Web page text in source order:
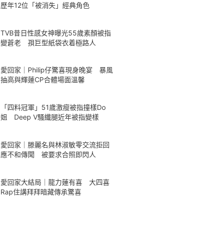
歷年12位「被消失」經典角色
TVB昔日性感女神曝光55歲素顏被指
變蒼老 孭巨型紙袋衣着極路人
愛回家｜Philip仔驚喜現身晚宴 暴風
抽高與輝蓮CP合體場面溫馨
「四料冠軍」51歲激瘦被指撞樣Do
姐 Deep V騷纖腿近年被指變樣
愛回家｜滕麗名與林淑敏零交流拒回
應不和傳聞 被要求合照即閃人
愛回家大結局｜龍力蓮有喜 大四喜
Rap住講拜拜暗藏傳承驚喜